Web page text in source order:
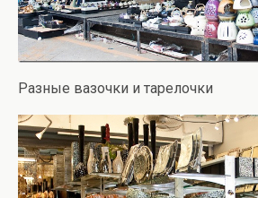
Разные вазочки и тарелочки